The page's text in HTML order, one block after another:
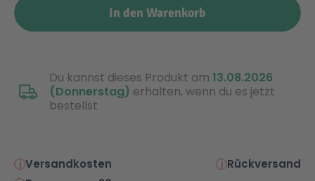
LEGO® Blumen
In den Warenkorb
Du kannst dieses Produkt am 13.08.2026
(Donnerstag) erhalten, wenn du es jetzt
bestellst
Versandkosten
Rückversand